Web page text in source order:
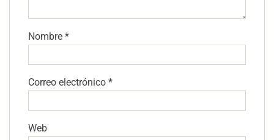
Nombre *
Correo electrónico *
Web